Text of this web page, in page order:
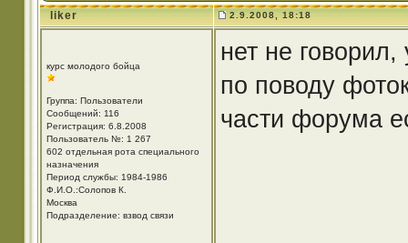
liker 2.9.2008, 18:18
курс молодого бойца
Группа: Пользователи
Сообщений: 116
Регистрация: 6.8.2008
Пользователь №: 1 267
602 отдельная рота специального
назначения
Период службы: 1984-1986
Ф.И.О.:Солопов К.
Москва
Подразделение: взвод связи
нет не
по поводу
части форума